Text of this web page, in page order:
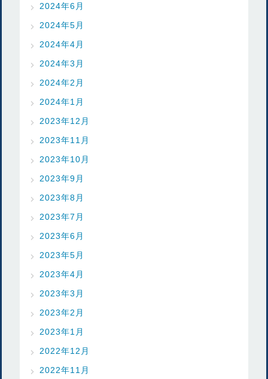
2024年6月
2024年5月
2024年4月
2024年3月
2024年2月
2024年1月
2023年12月
2023年11月
2023年10月
2023年9月
2023年8月
2023年7月
2023年6月
2023年5月
2023年4月
2023年3月
2023年2月
2023年1月
2022年12月
2022年11月